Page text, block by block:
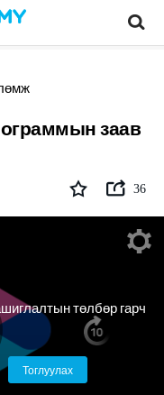
заавар
заав
36
төлбөр гарч
Тоглуулах